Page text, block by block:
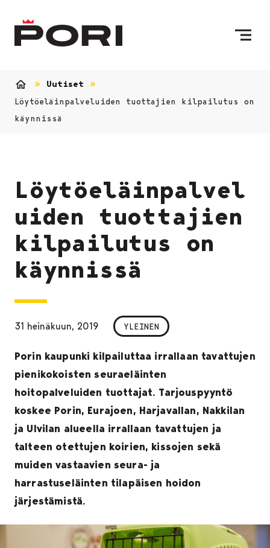
Uutiset
Löytöeläinpalveluiden tuottajien kilpailutus on
käynnissä
Löytöeläinpalvel
uiden tuottajien
kilpailutus on
käynnissä
31 heinäkuun, 2019 YLEINEN
Porin kaupunki kilpailuttaa irrallaan tavattujen
pienikokoisten seuraeläinten
hoitopalveluiden tuottajat. Tarjouspyyntö
koskee Porin, Eurajoen, Harjavallan, Nakkilan
ja Ulvilan alueella irrallaan tavattujen ja
talteen otettujen koirien, kissojen sekä
muiden vastaavien seura- ja
harrastuseläinten tilapäisen hoidon
järjestämistä.